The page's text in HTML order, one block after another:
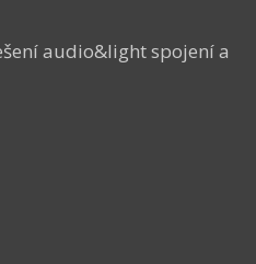
audio&light spojení a